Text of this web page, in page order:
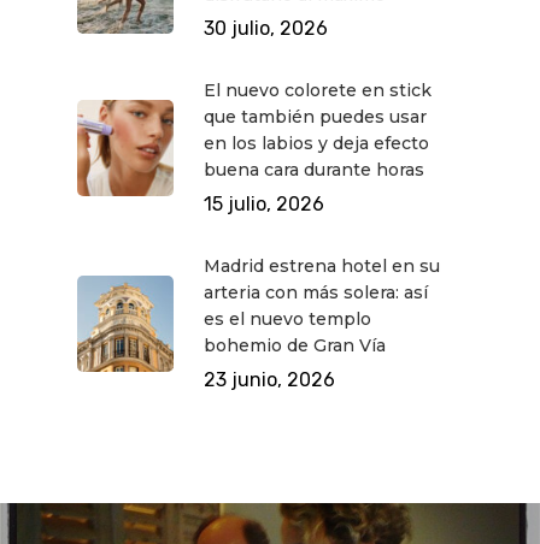
30 julio, 2026
El nuevo colorete en stick
que también puedes usar
en los labios y deja efecto
buena cara durante horas
15 julio, 2026
Madrid estrena hotel en su
arteria con más solera: así
es el nuevo templo
bohemio de Gran Vía
23 junio, 2026